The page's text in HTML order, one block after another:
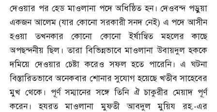
দেওয়ার পর হেড মাওলানা পদে অধিষ্ঠিত হন। দেওবন্দ পড়ুয়া
একজন আলেম (যার কোনো সরকারী সনদ নেই) এ পদে আসীন
হওয়া তখনকার কোনো কোনো ইর্ষান্বিত মহলের কাছে
অপছন্দনীয় ছিল। তারা বিভিন্নভাবে মাওলানা উবায়দুল হককে
দমিয়ে দেওয়ার চেষ্টা করেও সফল হতে পারেনি। এ ঘটনা
বিস্তারিতভাবে অনেকবার শোনার সুযোগ হয়েছে খতীব সাহেবের
মুখ থেকে। পূর্ণ সম্মানের সঙ্গে তিনি ঐ চাকুরীর মেয়াদ পূর্ণ
করেন। হযরত মাওলানা মুফতী আবদুল মুয়িয রহ.-এর